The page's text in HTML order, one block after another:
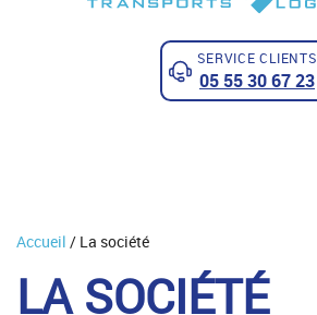
SERVICE CLIENTS
05 55 30 67 23
Accueil / La société
LA SOCIÉTÉ